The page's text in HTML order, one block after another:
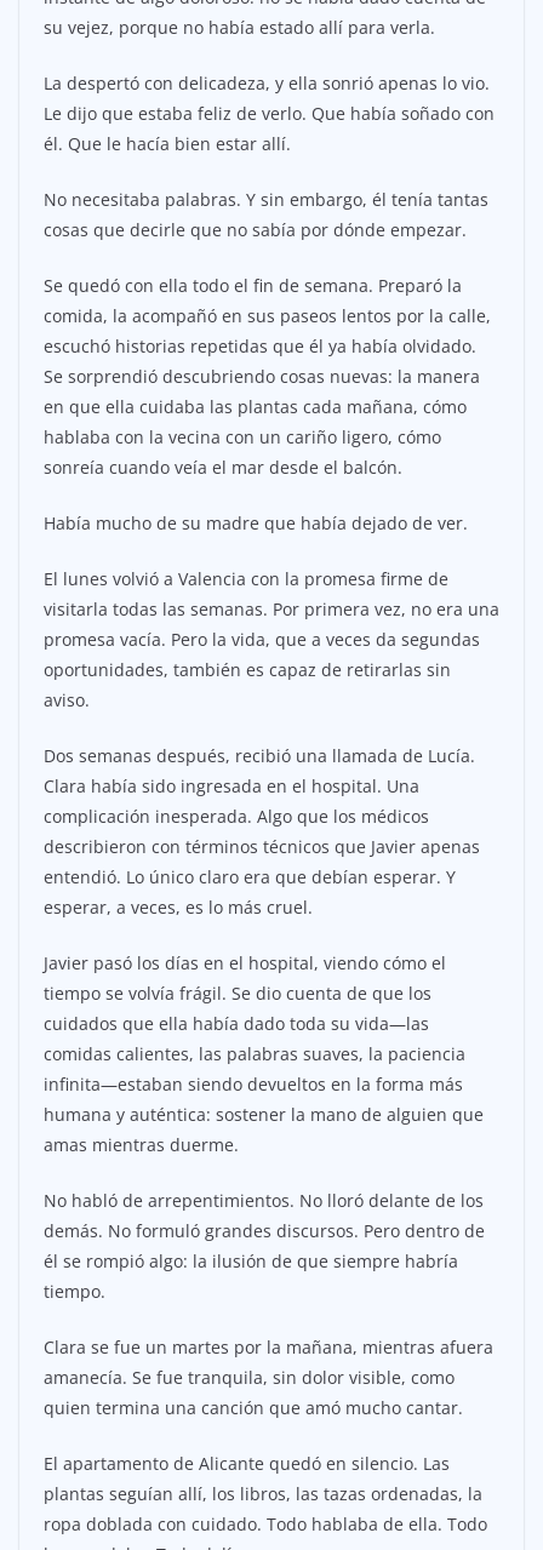
su vejez, porque no había estado allí para verla.
La despertó con delicadeza, y ella sonrió apenas lo vio.
Le dijo que estaba feliz de verlo. Que había soñado con
él. Que le hacía bien estar allí.
No necesitaba palabras. Y sin embargo, él tenía tantas
cosas que decirle que no sabía por dónde empezar.
Se quedó con ella todo el fin de semana. Preparó la
comida, la acompañó en sus paseos lentos por la calle,
escuchó historias repetidas que él ya había olvidado.
Se sorprendió descubriendo cosas nuevas: la manera
en que ella cuidaba las plantas cada mañana, cómo
hablaba con la vecina con un cariño ligero, cómo
sonreía cuando veía el mar desde el balcón.
Había mucho de su madre que había dejado de ver.
El lunes volvió a Valencia con la promesa firme de
visitarla todas las semanas. Por primera vez, no era una
promesa vacía. Pero la vida, que a veces da segundas
oportunidades, también es capaz de retirarlas sin
aviso.
Dos semanas después, recibió una llamada de Lucía.
Clara había sido ingresada en el hospital. Una
complicación inesperada. Algo que los médicos
describieron con términos técnicos que Javier apenas
entendió. Lo único claro era que debían esperar. Y
esperar, a veces, es lo más cruel.
Javier pasó los días en el hospital, viendo cómo el
tiempo se volvía frágil. Se dio cuenta de que los
cuidados que ella había dado toda su vida—las
comidas calientes, las palabras suaves, la paciencia
infinita—estaban siendo devueltos en la forma más
humana y auténtica: sostener la mano de alguien que
amas mientras duerme.
No habló de arrepentimientos. No lloró delante de los
demás. No formuló grandes discursos. Pero dentro de
él se rompió algo: la ilusión de que siempre habría
tiempo.
Clara se fue un martes por la mañana, mientras afuera
amanecía. Se fue tranquila, sin dolor visible, como
quien termina una canción que amó mucho cantar.
El apartamento de Alicante quedó en silencio. Las
plantas seguían allí, los libros, las tazas ordenadas, la
ropa doblada con cuidado. Todo hablaba de ella. Todo